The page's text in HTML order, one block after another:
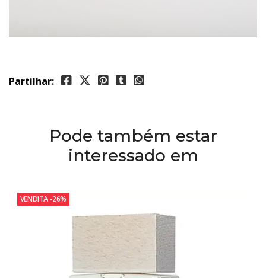
Partilhar:
Pode também estar
interessado em
VENDITA -26%